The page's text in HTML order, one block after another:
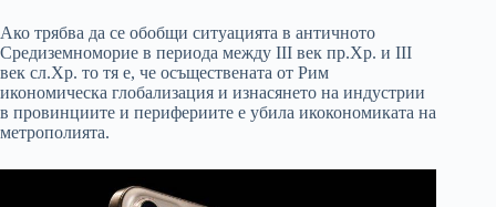
Ако трябва да се обобщи ситуацията в античното
Средиземноморие в периода между III век пр.Хр. и III
век сл.Хр. то тя е, че осъществената от Рим
икономическа глобализация и изнасянето на индустрии
в провинциите и перифериите е убила икокономиката на
метрополията.